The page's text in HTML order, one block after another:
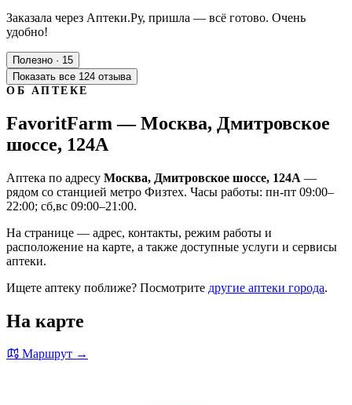
Заказала через Аптеки.Ру, пришла — всё готово. Очень
удобно!
Полезно · 15
Показать все 124 отзыва
ОБ АПТЕКЕ
FavoritFarm — Москва, Дмитровское
шоссе, 124А
Аптека по адресу Москва, Дмитровское шоссе, 124А —
рядом со станцией метро Физтех. Часы работы: пн-пт 09:00–
22:00; сб,вс 09:00–21:00.
На странице — адрес, контакты, режим работы и
расположение на карте, а также доступные услуги и сервисы
аптеки.
Ищете аптеку поближе? Посмотрите другие аптеки города.
На карте
Маршрут →